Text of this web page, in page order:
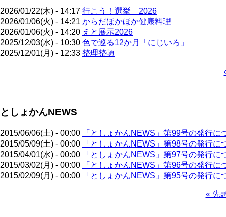
2026/01/22(木) - 14:17 行こう！選挙 2026
2026/01/06(火) - 14:21 からだほかほか健康料理
2026/01/06(火) - 14:20 えと展示2026
2025/12/03(水) - 10:30 色で巡る12か月「にじいろ」
2025/12/01(月) - 12:33 整理整頓
送
としょかんNEWS
2015/06/06(土) - 00:00
「としょかんNEWS」第99号の発行に
2015/05/09(土) - 00:00
「としょかんNEWS」第98号の発行に
2015/04/01(水) - 00:00
「としょかんNEWS」第97号の発行に
2015/03/02(月) - 00:00
「としょかんNEWS」第96号の発行に
2015/02/09(月) - 00:00
「としょかんNEWS」第95号の発行に
先
« 先